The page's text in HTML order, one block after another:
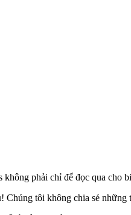
không phải chỉ để đọc qua cho
! Chúng tôi không chia sẻ những